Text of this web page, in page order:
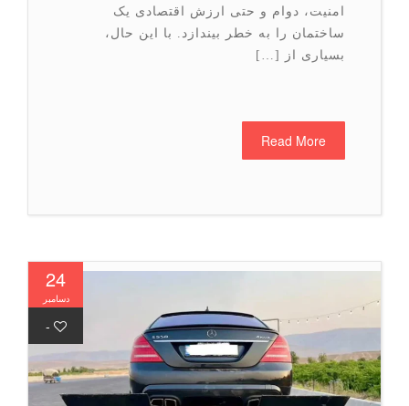
امنیت، دوام و حتی ارزش اقتصادی یک
ساختمان را به خطر بیندازد. با این حال،
بسیاری از […]
Read More
24